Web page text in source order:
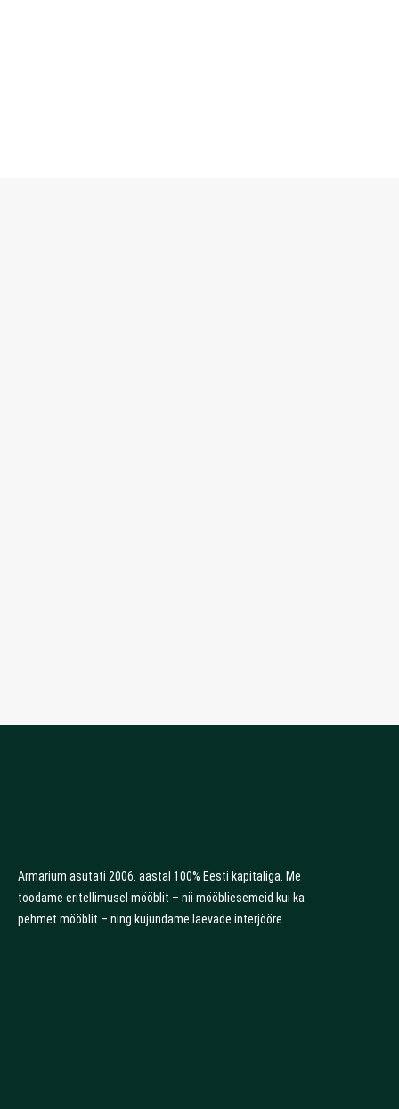
Armarium asutati 2006. aastal 100% Eesti kapitaliga. Me
toodame eritellimusel mööblit – nii mööbliesemeid kui ka
pehmet mööblit – ning kujundame laevade interjööre.